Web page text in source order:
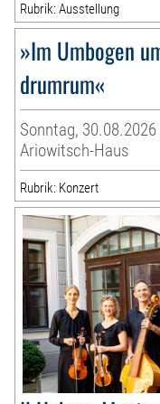
Rubrik: Ausstellung
»Im Umbogen
drumrum«
Sonntag,
Ariowitsch-Haus
Rubrik: Konzert